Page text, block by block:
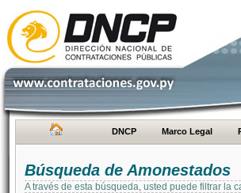
DNCP Marco Legal
Búsqueda de Amonestados
A través de esta búsqueda, usted puede filtrar la